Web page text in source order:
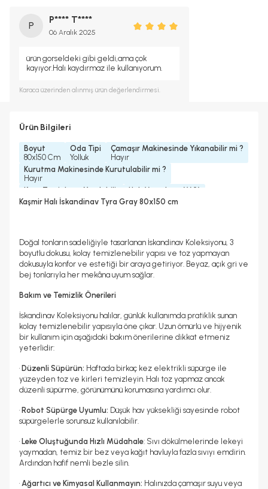
P
P**** T****
06 Aralık 2025
ürün gorseldeki gibi geldi,ama çok
kayıyor.Halı kaydırmaz ile kullanıyorum.
Karaca üzerinden alınmış ürün değerlendirmesi.
Ürün Bilgileri
Boyut
80x150 Cm
Oda Tipi
Yolluk
Çamaşır Makinesinde Yıkanabilir mi ?
Hayır
Kurutma Makinesinde Kurutulabilir mi ?
Hayır
Kuru Temizleme Yapılabilir
Hayır
Halı Metrekare (M2)
1, 2
Kaşmir Halı İskandinav Tyra Gray 80x150 cm
Doğal tonların sadeliğiyle tasarlanan İskandinav Koleksiyonu, 3
boyutlu dokusu, kolay temizlenebilir yapısı ve toz yapmayan
dokusuyla konfor ve estetiği bir araya getiriyor. Beyaz, açık gri ve
bej tonlarıyla her mekâna uyum sağlar.
Bakım ve Temizlik Önerileri
İskandinav Koleksiyonu halılar, günlük kullanımda pratiklik sunan
kolay temizlenebilir yapısıyla öne çıkar. Uzun ömürlü ve hijyenik
bir kullanım için aşağıdaki bakım önerilerine dikkat etmeniz
yeterlidir:
• Düzenli Süpürün: Haftada birkaç kez elektrikli süpürge ile
yüzeyden toz ve kirleri temizleyin. Halı toz yapmaz ancak
düzenli süpürme, görünümünü korumasına yardımcı olur.
• Robot Süpürge Uyumlu: Düşük hav yüksekliği sayesinde robot
süpürgelerle sorunsuz kullanılabilir.
• Leke Oluştuğunda Hızlı Müdahale: Sıvı dökülmelerinde lekeyi
yaymadan, temiz bir bez veya kağıt havluyla fazla sıvıyı emdirin.
Ardından hafif nemli bezle silin.
• Ağartıcı ve Kimyasal Kullanmayın: Halınızda çamaşır suyu veya